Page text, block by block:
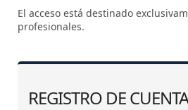
El acceso está destinado
profesionales.
REGISTRO DE